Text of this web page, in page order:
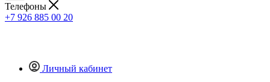
Телефоны
+7 926 885 00 20
Личный кабинет